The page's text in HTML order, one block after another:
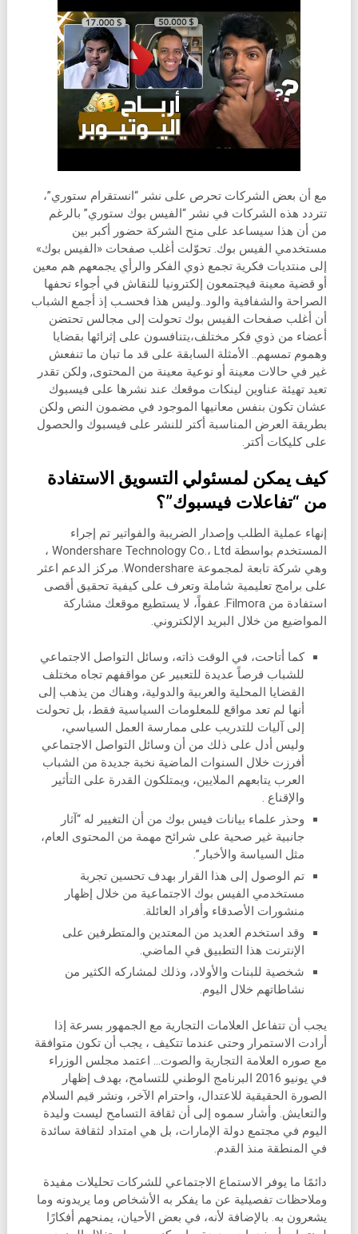
مع أن بعض الشركات تحرص على نشر “انستقرام ستوري”،
تتردد هذه الشركات في نشر “الفيس بوك ستوري” بالرغم
من أن هذا سيساعد على منح الشركة حضور أكبر بين
مستخدمي الفيس بوك. تحوّلت أغلب صفحات «الفيس بوك»
إلى منتديات فكرية تجمع ذوي الفكر والرأي يجمعهم هم معين
أو قضية معينة فيجتمعون إلكترونيا للنقاش في أجواء تحفها
الصراحة والشفافية والود..وليس هذا فحسـب إذ أجمع الشباب
أن أغلب صفحات الفيس بوك تحولت إلى مجالس تحتضن
أعضاء من ذوي فكر مختلف،يتنافسون على إثرائها بقضايا
وهموم تمسهم.. الأمثلة السابقة على قد ما تبان ما تنفعش
غير في حالات معينة أو نوعية معينة من المحتوى, ولكن تقدر
تعيد تهيئة عناوين لينكات موقعك عند نشرها على فيسبوك
عشان تكون بنفس معانيها الموجود في مضمون النص ولكن
بطريقة العرض المناسبة أكتر للنشر على فيسبوك والحصول
على كليكات أكتر.
كيف يمكن لمسئولي التسويق الاستفادة
من “تفاعلات فيسبوك”؟
إنهاء عملية الطلب وإصدار الضريبة والفواتير تم إجراء
المستخدم بواسطة Wondershare Technology Co.، Ltd ،
وهي شركة تابعة لمجموعة Wondershare. مركز الدعم اعثر
على برامج تعليمية شاملة وتعرف على كيفية تحقيق أقصى
استفادة من Filmora. عفواً، لا يستطيع موقعك مشاركة
المواضيع من خلال البريد الإلكتروني.
كما أتاحت، في الوقت ذاته، وسائل التواصل الاجتماعي
للشباب فرصاً عديدة للتعبير عن مواقفهم تجاه مختلف
القضايا المحلية والعربية والدولية، وهناك من يذهب إلى
أنها لم تعد مواقع للمعلومات السياسية فقط، بل تحولت
إلى آليات للتدريب على ممارسة العمل السياسي،
وليس أدل على ذلك من أن وسائل التواصل الاجتماعي
أفرزت خلال السنوات الماضية نخبة جديدة من الشباب
العرب يتابعهم الملايين، ويمتلكون القدرة على التأثير
والإقناع .
وحذر علماء بيانات فيس بوك من أن التغيير له “آثار
جانبية غير صحية على شرائح مهمة من المحتوى العام،
مثل السياسة والأخبار”.
تم الوصول إلى هذا القرار بهدف تحسين تجربة
مستخدمي الفيس بوك الاجتماعية من خلال إظهار
منشورات الأصدقاء وأفراد العائلة.
وقد استخدم العديد من المعتدين والمتطرفين على
الإنترنت هذا التطبيق في الماضي.
شخصية للبنات والأولاد، وذلك لمشاركه الكثير من
نشاطاتهم خلال اليوم.
يجب أن تتفاعل العلامات التجارية مع الجمهور بسرعة إذا
أرادت الاستمرار وحتى عندما تتكيف ، يجب أن تكون متوافقة
مع صوره العلامة التجارية والصوت… اعتمد مجلس الوزراء
في يونيو 2016 البرنامج الوطني للتسامح، بهدف إظهار
الصورة الحقيقية للاعتدال، واحترام الآخر، ونشر قيم السلام
والتعايش. وأشار سموه إلى أن ثقافة التسامح ليست وليدة
اليوم في مجتمع دولة الإمارات، بل هي امتداد لثقافة سائدة
في المنطقة منذ القدم.
دائمًا ما يوفر الاستماع الاجتماعي للشركات تحليلات مفيدة
وملاحظات تفصيلية عن ما يفكر به الأشخاص وما يريدونه وما
يشعرون به. بالإضافة لأنه، في بعض الأحيان، يمنحهم أفكارًا